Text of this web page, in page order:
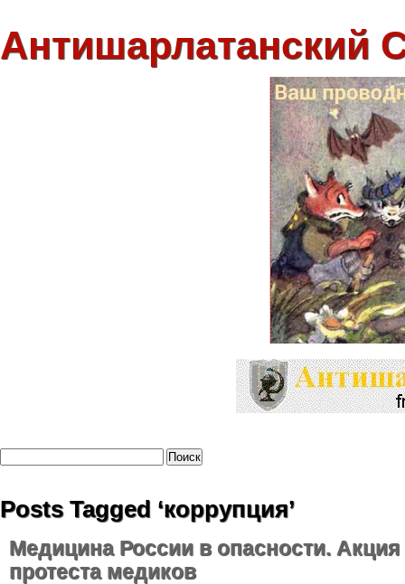
Антишарлатанский
Posts Tagged ‘коррупция’
Медицина России в опасности. Акция
протеста медиков